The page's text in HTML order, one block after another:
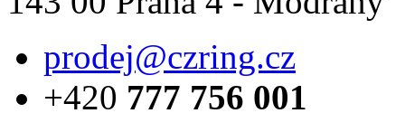
prodej@czring.cz
+420 777 756 001